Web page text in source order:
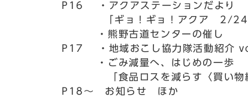
P16 ・アクアステーションだより
「ギョ！ギョ！アクア 2/24(
・熊野古道センターの催し
P17 ・地域おこし協力隊活動紹介
・ごみ減量へ、はじめの一歩
「食品ロスを減らす〈買い物
P18～ お知らせ ほか